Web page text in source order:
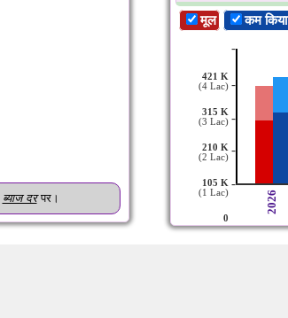
ब्याज दरपर।
मूल कम
421 K
(4 Lac)
315 K
(3 Lac)
210 K
(2 Lac)
105 K
(1 Lac)
0
-
-
-
-
-
2026